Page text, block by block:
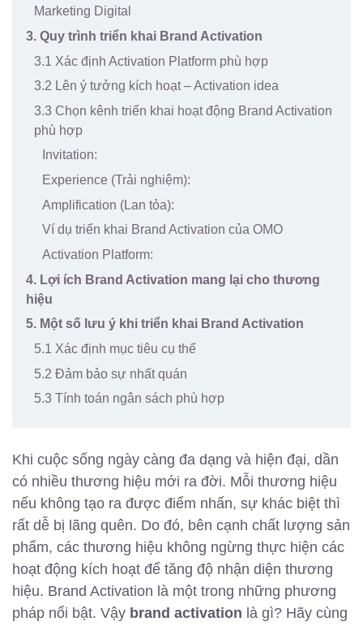
Marketing Digital
3. Quy trình triển khai Brand Activation
3.1 Xác định Activation Platform phù hợp
3.2 Lên ý tưởng kích hoạt – Activation idea
3.3 Chọn kênh triển khai hoạt động Brand Activation
phù hợp
Invitation:
Experience (Trải nghiệm):
Amplification (Lan tỏa):
Ví dụ triển khai Brand Activation của OMO
Activation Platform:
4. Lợi ích Brand Activation mang lại cho thương
hiệu
5. Một số lưu ý khi triển khai Brand Activation
5.1 Xác định mục tiêu cụ thể
5.2 Đảm bảo sự nhất quán
5.3 Tính toán ngân sách phù hợp
Khi cuộc sống ngày càng đa dạng và hiện đại, dần
có nhiều thương hiệu mới ra đời. Mỗi thương hiệu
nếu không tạo ra được điểm nhấn, sự khác biệt thì
rất dễ bị lãng quên. Do đó, bên cạnh chất lượng sản
phẩm, các thương hiệu không ngừng thực hiện các
hoạt động kích hoạt để tăng độ nhận diện thương
hiệu. Brand Activation là một trong những phương
pháp nổi bật. Vậy brand activation là gì? Hãy cùng